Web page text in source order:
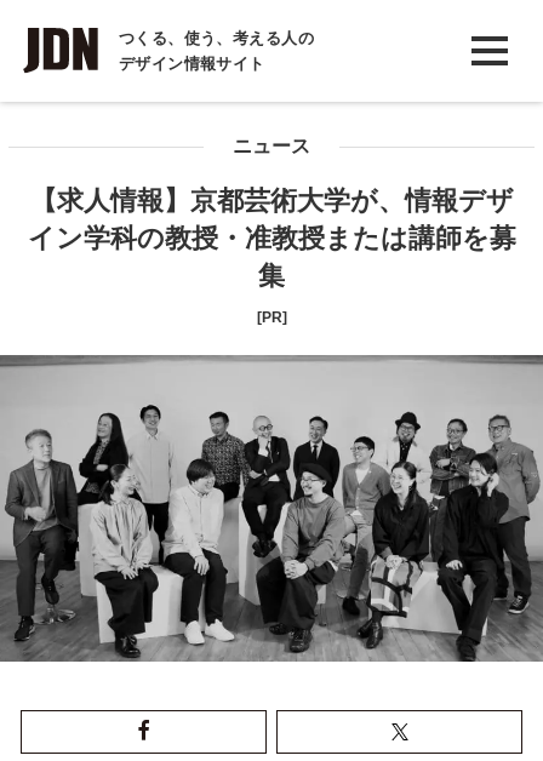
つくる、使う、考える人の
デザイン情報サイト
INTERVIEW
インタビュー
COLUMN
ニュース
【求人情報】京都芸術大学が、情報デザ
イン学科の教授・准教授または講師を募
集
[PR]